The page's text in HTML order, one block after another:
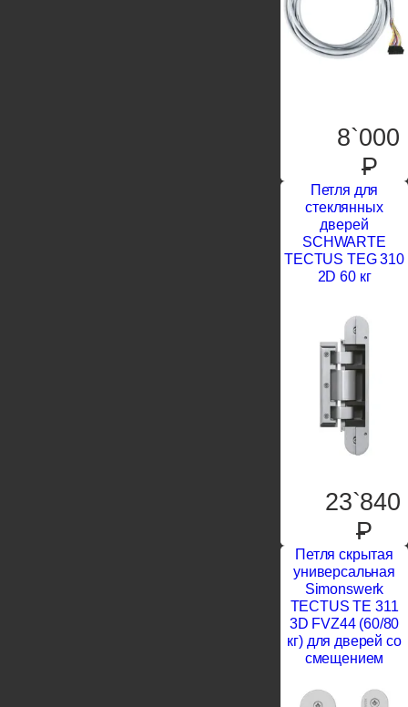
8`000
P
Петля для
стеклянных
дверей
SCHWARTE
TECTUS TEG 310
2D 60 кг
23`840
P
Петля скрытая
универсальная
Simonswerk
TECTUS TE 311
3D FVZ44 (60/80
кг) для дверей со
смещением